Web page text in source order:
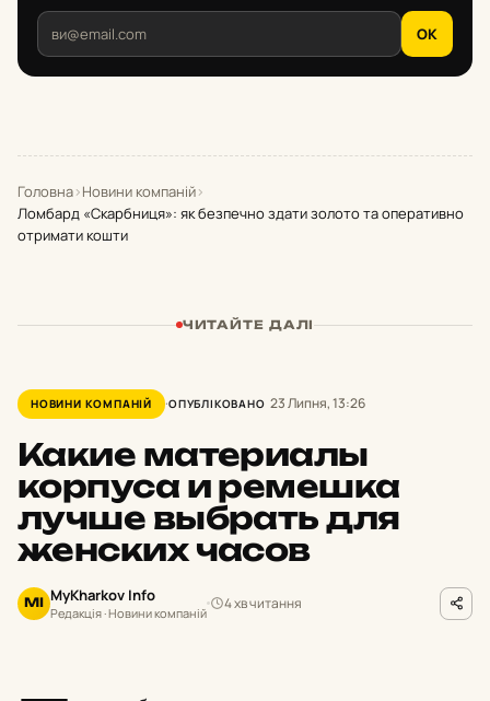
OK
Головна›Новини компаній›
Ломбард «Скарбниця»: як безпечно здати золото та оперативно
отримати кошти
ЧИТАЙТЕ ДАЛІ
НОВИНИ КОМПАНІЙ ОПУБЛІКОВАНО 23 Липня, 13:26
Какие материалы
корпуса и ремешка
лучше выбрать для
женских часов
MI MyKharkov Info
Редакція · Новини компаній
4 хв читання